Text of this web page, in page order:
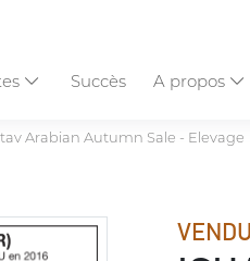
Succès A propos
Arabian Autumn Sale - Elevage
VENDU